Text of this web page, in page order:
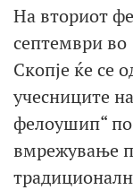
На вториот
септември во
Скопје ќе се
учесниците
фелоушип“ по
вмрежување